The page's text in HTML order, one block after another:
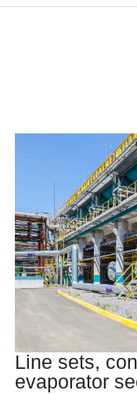
Line sets,
evaporator